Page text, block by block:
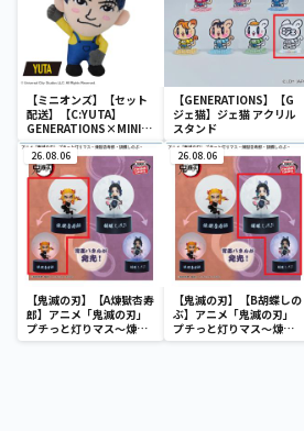
【ミニオンズ】【セット
配送】【C:YUTA】
GENERATIONS×MINIO
N ミニぬいぐるみ～コス
プレデザインVer.2～
（EX）
【GENERATIONS】【G
ジェ猫】ジェ猫 アクリル
スタンド
26.08.06
【鬼滅の刃】【A煉獄杏寿
郎】アニメ「鬼滅の刃」
プチっと灯りマス～煉獄
杏寿郎・胡蝶しのぶ～
26.08.06
【鬼滅の刃】【B胡蝶しの
ぶ】アニメ「鬼滅の刃」
プチっと灯りマス～煉獄
杏寿郎・胡蝶しのぶ～